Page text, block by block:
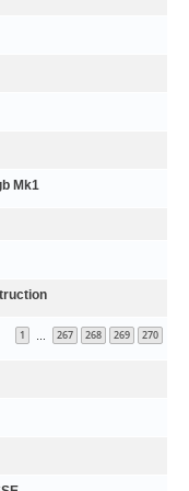
Mk1
1 267 268 269 270